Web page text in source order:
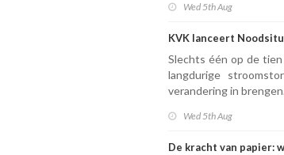
Wed 5th Aug
KVK lanceert
Slechts één op de
langdurige
verandering in brengen.
Wed 5th Aug
De kracht van papier: